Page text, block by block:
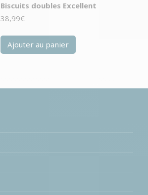
Biscuits doubles Excellent
38,99€
Ajouter au panier